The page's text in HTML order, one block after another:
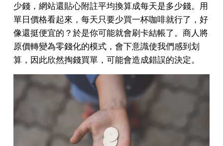
少錢，網站還貼心附註平均換算成每天是多少錢。用
單日價格看起來，每天只要少買一杯咖啡就行了，好
像還挺便宜的？於是你可能就會刷卡結帳了。商人將
原價轉變為零錢化的模式，會下意識使我們感到划
算，因此欣然掏錢買單，可能會造成錯誤的決定。